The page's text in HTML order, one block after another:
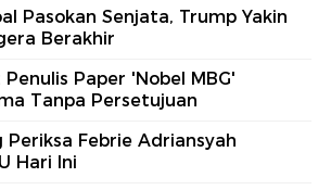
Pasokan Senjata, Trump Yakin
Berakhir
Paper 'Nobel MBG'
Tanpa Persetujuan
Periksa Febrie Adriansyah
Hari Ini